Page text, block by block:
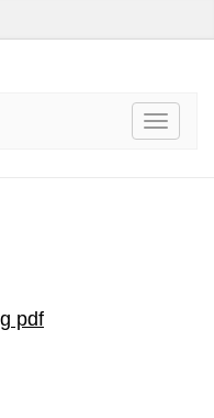
Toggle
pdf